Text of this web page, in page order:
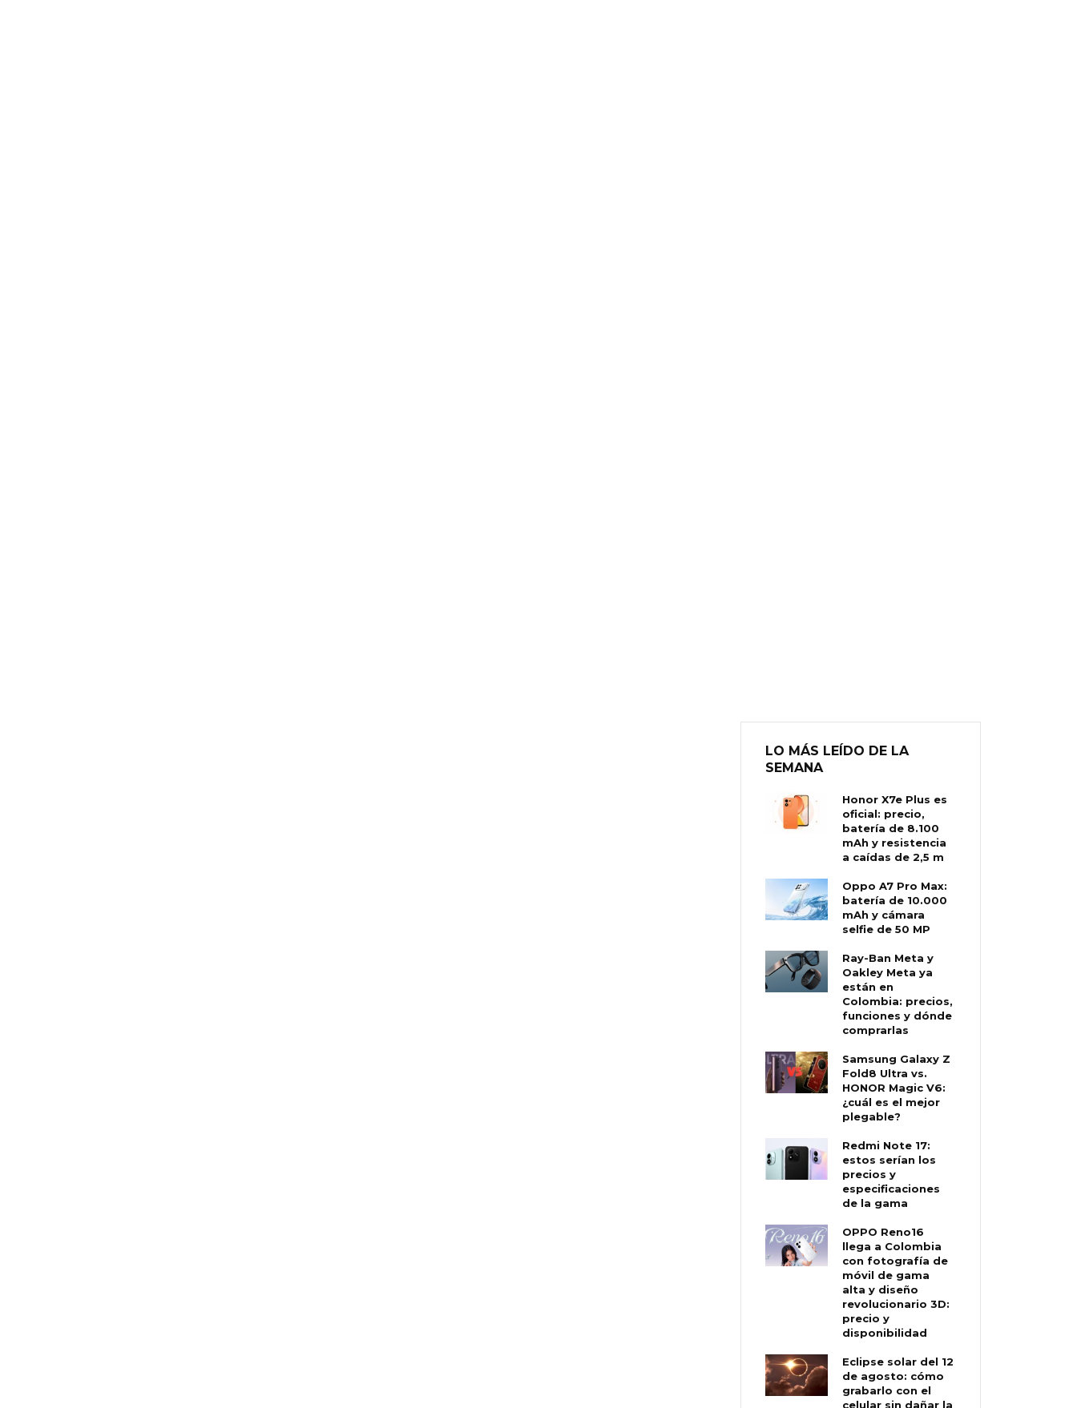
LO MÁS LEÍDO DE LA
SEMANA
Honor X7e Plus es
oficial: precio,
batería de 8.100
mAh y resistencia
a caídas de 2,5 m
Oppo A7 Pro Max:
batería de 10.000
mAh y cámara
selfie de 50 MP
Ray-Ban Meta y
Oakley Meta ya
están en
Colombia: precios,
funciones y dónde
comprarlas
Samsung Galaxy Z
Fold8 Ultra vs.
HONOR Magic V6:
¿cuál es el mejor
plegable?
Redmi Note 17:
estos serían los
precios y
especificaciones
de la gama
OPPO Reno16
llega a Colombia
con fotografía de
móvil de gama
alta y diseño
revolucionario 3D:
precio y
disponibilidad
Eclipse solar del 12
de agosto: cómo
grabarlo con el
celular sin dañar la